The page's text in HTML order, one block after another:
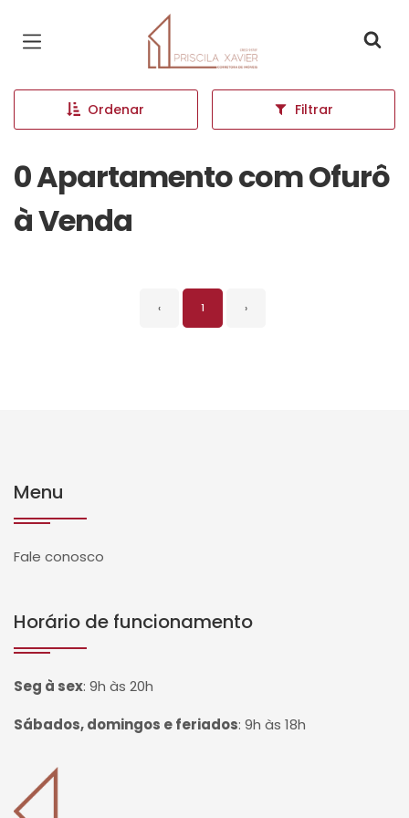
Página inicial
Ordenar Filtrar
0 Apartamento com Ofurô
à Venda
‹ 1 ›
Menu
Fale conosco
Horário de funcionamento
Seg à sex: 9h às 20h
Sábados, domingos e feriados: 9h às 18h
Página inicial